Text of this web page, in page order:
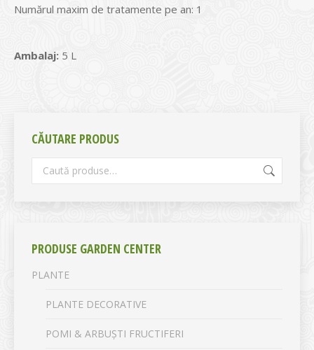
Numărul maxim de tratamente pe an: 1
Ambalaj: 5 L
CĂUTARE PRODUS
PRODUSE GARDEN CENTER
PLANTE
PLANTE DECORATIVE
POMI & ARBUȘTI FRUCTIFERI